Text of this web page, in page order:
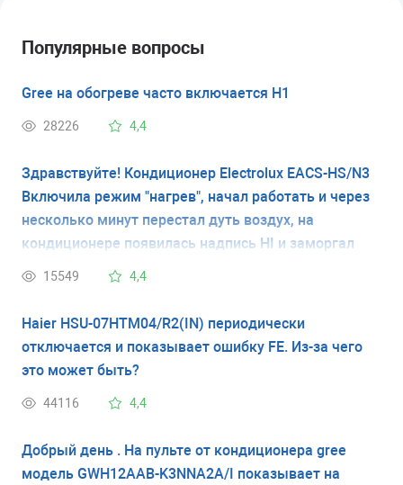
Популярные вопросы
Gree на обогреве часто включается H1
28226 4,4
Здравствуйте! Кондиционер Electrolux EACS-HS/N3
Включила режим "нагрев", начал работать и через
несколько минут перестал дуть воздух, на
кондиционере появилась надпись HI и заморгал
индикатор солнышко. Что случилось? На улице +8,
нормально было. Спасибо!
15549 4,4
Haier HSU-07HTM04/R2(IN) периодически
отключается и показывает ошибку FE. Из-за чего
это может быть?
44116 4,4
Добрый день . На пульте от кондиционера gree
модель GWH12AAB-K3NNA2A/I показывает на